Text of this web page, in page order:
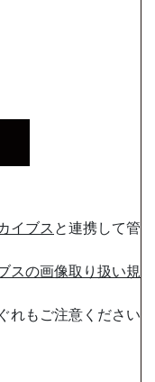
イブス と連携して管
スの画像取り扱い規
れもご注意ください